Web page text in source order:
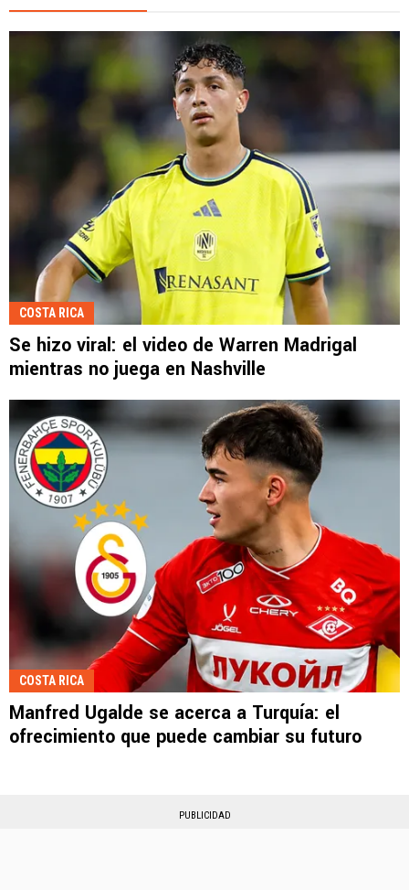
COSTA RICA
Se hizo viral: el video de Warren Madrigal
mientras no juega en Nashville
COSTA RICA
Manfred Ugalde se acerca a Turquía: el
ofrecimiento que puede cambiar su futuro
PUBLICIDAD